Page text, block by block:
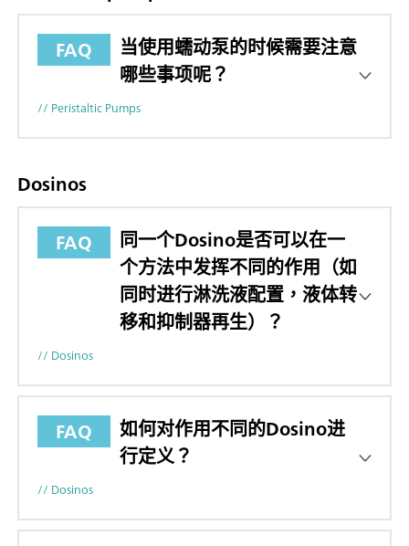
FAQ
当使用蠕动泵的时候需要注意
哪些事项呢？
// Peristaltic Pumps
Dosinos
FAQ
同一个Dosino是否可以在一
个方法中发挥不同的作用（如
同时进行淋洗液配置，液体转
移和抑制器再生）？
// Dosinos
FAQ
如何对作用不同的Dosino进
行定义？
// Dosinos